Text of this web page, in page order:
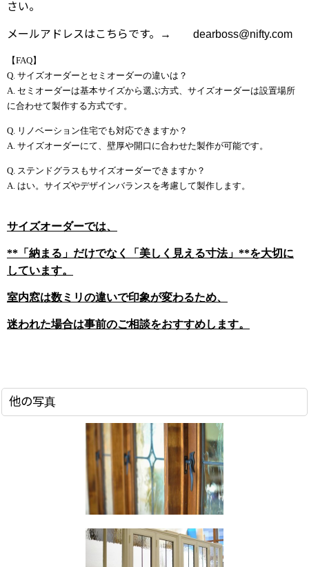
さい。
メールアドレスはこちらです。→ dearboss@nifty.com
【FAQ】
Q. サイズオーダーとセミオーダーの違いは？
A. セミオーダーは基本サイズから選ぶ方式、サイズオーダーは設置場所
に合わせて製作する方式です。
Q. リノベーション住宅でも対応できますか？
A. サイズオーダーにて、壁厚や開口に合わせた製作が可能です。
Q. ステンドグラスもサイズオーダーできますか？
A. はい。サイズやデザインバランスを考慮して製作します。
サイズオーダーでは、
**「納まる」だけでなく「美しく見える寸法」**を大切に
しています。
室内窓は数ミリの違いで印象が変わるため、
迷われた場合は事前のご相談をおすすめします。
他の写真